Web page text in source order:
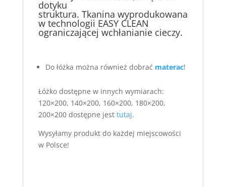
dotyku
struktura. Tkanina wyprodukowana
w technologii EASY CLEAN
ograniczającej wchłanianie cieczy.
Do łóżka można również dobrać materac!
Łóżko dostępne w innych wymiarach:
120×200, 140×200, 160×200, 180×200,
200×200 dostępne jest tutaj.
Wysyłamy produkt do każdej miejscowości
w Polsce!